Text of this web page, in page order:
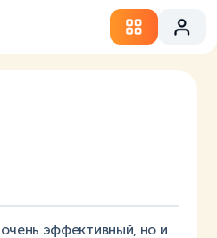
эффективный, но и